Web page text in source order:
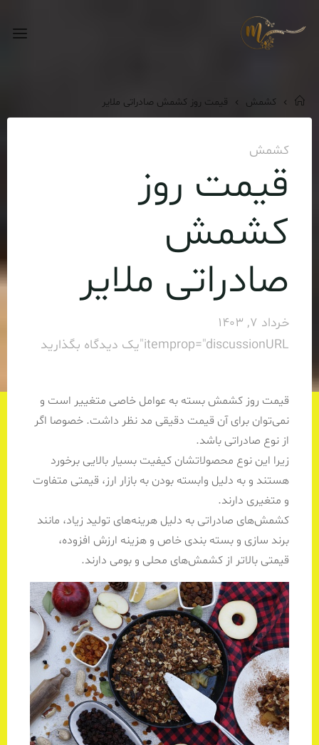
خانهکشمش قیمت روز کشمش صادراتی ملایر
کشمش
قیمت روز
کشمش
صادراتی ملایر
خرداد 7, 1403
itemprop="discussionURL" یک دیدگاه بگذارید
قیمت روز کشمش بسته به عوامل خاصی متغییر است و
نمی‌توان برای آن قیمت دقیقی مد نظر داشت. خصوصا اگر
از نوع صادراتی باشد.
زیرا این نوع محصولاتشان کیفیت بسیار بالایی برخورد‌
هستند و به دلیل وابسته بودن به بازار ارز، قیمتی متفاوت
و متغیری دارند.
کشمش‌های صادراتی به دلیل هرینه‌های تولید زیاد، مانند
برند سازی و بسته بندی خاص و هزینه ارزش افزوده،
قیمتی بالا‌تر از کشمش‌های محلی و بومی دارند.